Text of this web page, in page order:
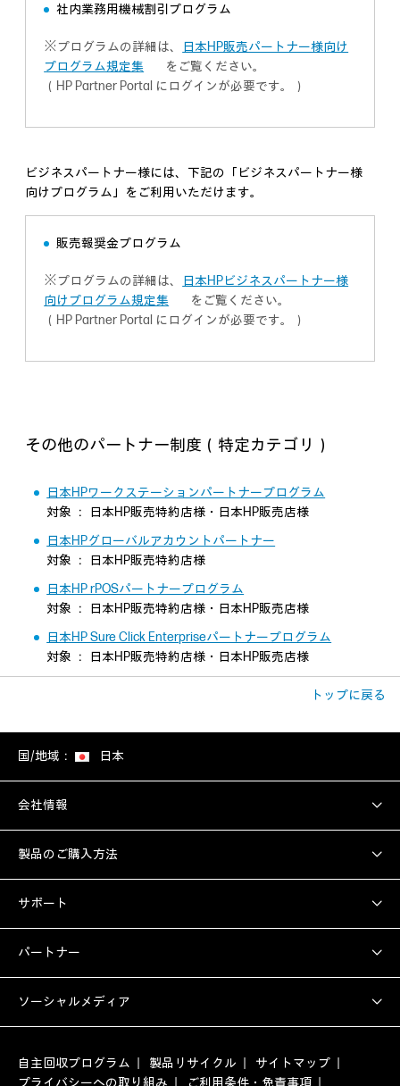
社内業務用機械割引プログラム
※プログラムの詳細は、
日本HP販売パートナー様向け
プログラム規定集
をご覧ください。
（HP Partner Portal にログインが必要です。）
ビジネスパートナー様には、下記の「ビジネスパートナー様
向けプログラム」をご利用いただけます。
販売報奨金プログラム
※プログラムの詳細は、
日本HPビジネスパートナー様
向けプログラム規定集
をご覧ください。
（HP Partner Portal にログインが必要です。）
その他のパートナー制度（特定カテゴリ）
日本HPワークステーションパートナープログラム
対象 ： 日本HP販売特約店様・日本HP販売店様
日本HPグローバルアカウントパートナー
対象 ： 日本HP販売特約店様
日本HP rPOSパートナープログラム
対象 ： 日本HP販売特約店様・日本HP販売店様
日本HP Sure Click Enterpriseパートナープログラム
対象 ： 日本HP販売特約店様・日本HP販売店様
トップに戻る
国/地域： 日本
会社情報
製品のご購入方法
サポート
パートナー
ソーシャルメディア
自主回収プログラム 製品リサイクル
サイトマップ
プライバシーへの取り組み
ご利用条件・免責事項